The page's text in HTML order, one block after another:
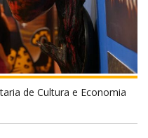
de Cultura e Economia